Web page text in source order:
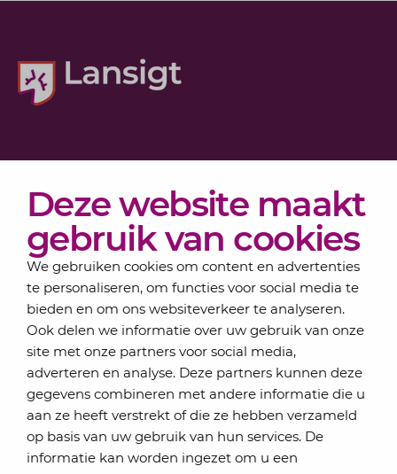
Deze website maakt
gebruik van cookies
We gebruiken cookies om content en advertenties
te personaliseren, om functies voor social media te
bieden en om ons websiteverkeer te analyseren.
Ook delen we informatie over uw gebruik van onze
site met onze partners voor social media,
adverteren en analyse. Deze partners kunnen deze
gegevens combineren met andere informatie die u
aan ze heeft verstrekt of die ze hebben verzameld
op basis van uw gebruik van hun services. De
informatie kan worden ingezet om u een
Actueel
Over Lansigt
Contact
Schrijf je in voor onze nieuwsbrief
Elke maand bundelen de adviseurs van Lansigt in
de eSigt het nieuws.
Jouw emailadres